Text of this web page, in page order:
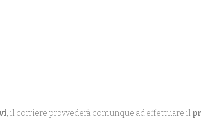
, il corriere provvederà comunque ad effettuare il